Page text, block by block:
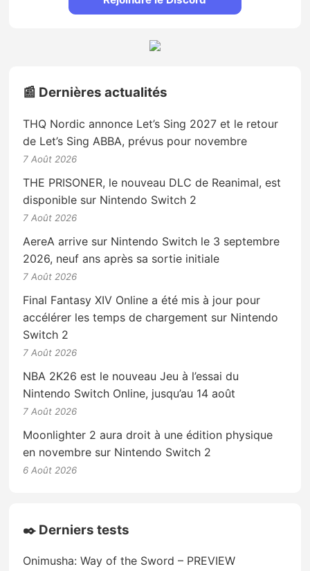
📰 Dernières actualités
THQ Nordic annonce Let’s Sing 2027 et le retour
de Let’s Sing ABBA, prévus pour novembre
7 Août 2026
THE PRISONER, le nouveau DLC de Reanimal, est
disponible sur Nintendo Switch 2
7 Août 2026
AereA arrive sur Nintendo Switch le 3 septembre
2026, neuf ans après sa sortie initiale
7 Août 2026
Final Fantasy XIV Online a été mis à jour pour
accélérer les temps de chargement sur Nintendo
Switch 2
7 Août 2026
NBA 2K26 est le nouveau Jeu à l’essai du
Nintendo Switch Online, jusqu’au 14 août
7 Août 2026
Moonlighter 2 aura droit à une édition physique
en novembre sur Nintendo Switch 2
6 Août 2026
✒️ Derniers tests
Onimusha: Way of the Sword – PREVIEW